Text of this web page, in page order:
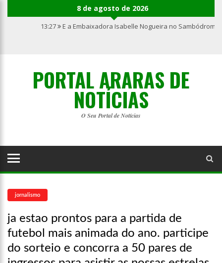
8 de agosto de 2026
13:27 E a Embaixadora Isabelle Nogueira no
PORTAL ARARAS DE
NOTÍCIAS
O Seu Portal de Notícias
jornalismo
ja estao prontos para a partida de
futebol mais animada do ano. participe
do sorteio e concorra a 50 pares de